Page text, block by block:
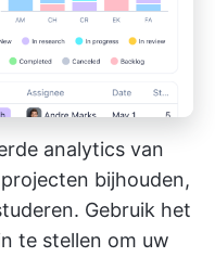
analytics van
bijhouden,
Gebruik het
te stellen om uw